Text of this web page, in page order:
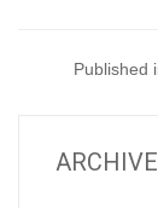
Published